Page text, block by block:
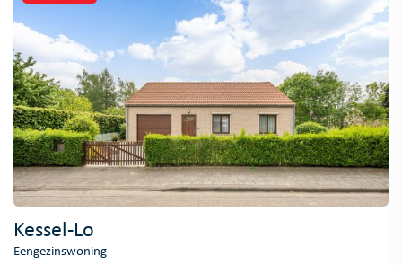
Kessel-Lo
Eengezinswoning